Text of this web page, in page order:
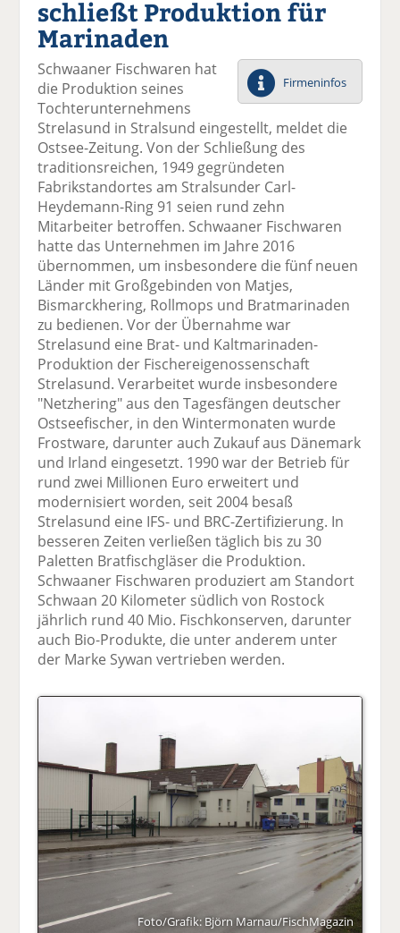
el
a
F
ac
e
b
o
o
k
te
il
e
n
el
t
tt
er
n
el
a
Li
n
k
e
e
E
m
ai
l
d
n
ck
e
n
schließt Produktion für
Marinaden
Firmeninfos
Schwaaner Fischwaren hat
die Produktion seines
Tochterunternehmens
Strelasund in Stralsund eingestellt, meldet die
Ostsee-Zeitung. Von der Schließung des
traditionsreichen, 1949 gegründeten
Fabrikstandortes am Stralsunder Carl-
Heydemann-Ring 91 seien rund zehn
Mitarbeiter betroffen. Schwaaner Fischwaren
hatte das Unternehmen im Jahre 2016
übernommen, um insbesondere die fünf neuen
Länder mit Großgebinden von Matjes,
Bismarckhering, Rollmops und Bratmarinaden
zu bedienen. Vor der Übernahme war
Strelasund eine Brat- und Kaltmarinaden-
Produktion der Fischereigenossenschaft
Strelasund. Verarbeitet wurde insbesondere
"Netzhering" aus den Tagesfängen deutscher
Ostseefischer, in den Wintermonaten wurde
Frostware, darunter auch Zukauf aus Dänemark
und Irland eingesetzt. 1990 war der Betrieb für
rund zwei Millionen Euro erweitert und
modernisiert worden, seit 2004 besaß
Strelasund eine IFS- und BRC-Zertifizierung. In
besseren Zeiten verließen täglich bis zu 30
Paletten Bratfischgläser die Produktion.
Schwaaner Fischwaren produziert am Standort
Schwaan 20 Kilometer südlich von Rostock
jährlich rund 40 Mio. Fischkonserven, darunter
auch Bio-Produkte, die unter anderem unter
der Marke Sywan vertrieben werden.
Foto/Grafik: Björn Marnau/FischMagazin